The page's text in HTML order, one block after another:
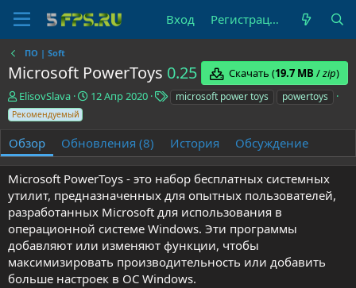
Вход Регистрация
ПО | Soft
Microsoft PowerToys 0.25 Скачать (19.7 MB /zip)
А
в
т
о
р
ElisovSlava
Д
а
о
з
д
а
н
я
12 Апр 2020
и
microsoft power toys powertoys
Рекомендуемый
Обзор Обновления (8) История Обсуждение
Microsoft PowerToys - это набор бесплатных системных
утилит, предназначенных для опытных пользователей,
разработанных Microsoft для использования в
операционной системе Windows. Эти программы
добавляют или изменяют функции, чтобы
максимизировать производительность или добавить
больше настроек в ОС Windows.